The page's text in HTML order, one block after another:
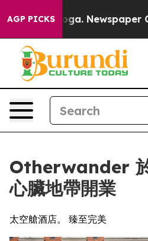
AGP PICKSNewspaper Owner
Otherwander
心臟地帶開業
太空艙酒店。 臻至完美